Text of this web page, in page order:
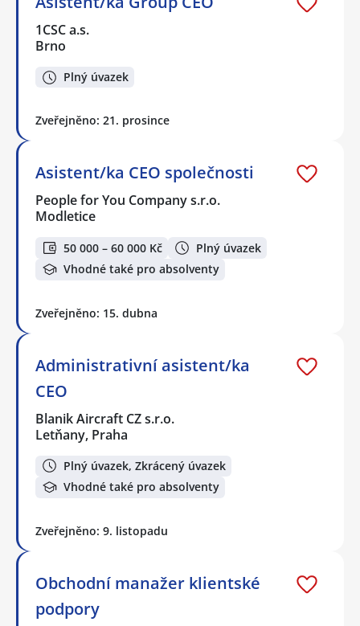
1CSC a.s.
Brno
Plný úvazek
Zveřejněno: 21. prosince
Asistent/ka CEO společnosti
People for You Company s.r.o.
Modletice
50 000 – 60 000 Kč
Plný úvazek
Vhodné také pro absolventy
Zveřejněno: 15. dubna
Administrativní asistent/ka
CEO
Blanik Aircraft CZ s.r.o.
Letňany, Praha
Plný úvazek, Zkrácený úvazek
Vhodné také pro absolventy
Zveřejněno: 9. listopadu
Obchodní manažer klientské
podpory